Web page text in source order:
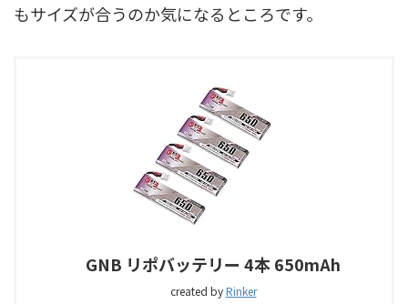
もサイズが合うのか気になるところです。
GNB リポバッテリー 4本 650mAh
created byRinker